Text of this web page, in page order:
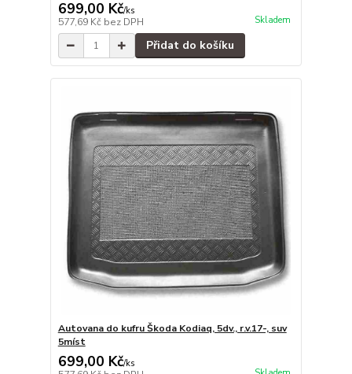
699,00 Kč/ks
577,69 Kč bez DPH Skladem
Přidat do košíku
Autovana do kufru Škoda Kodiaq, 5dv., r.v.17-, suv
5míst
699,00 Kč/ks